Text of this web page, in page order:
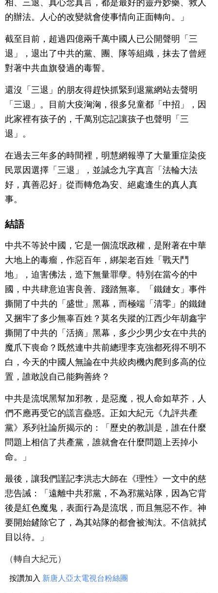
相、三退、真心念真言，都是最好的靈丹妙藥、救人
的辦法。人心的改變就會使事情向正面轉向。」
截至目前，超過四億兩千萬中國人已公開聲明「三
退」，退出了中共的黨、團、隊等組織，抹去了曾經
對著中共血旗發過的毒誓。
還沒「三退」的朋友得趕快抓緊到退黨網站去聲明
「三退」。目前大疫洶洶，很多兒童都「中招」，因
此家裡有孩子的，千萬別忘記讓孩子也聲明「三
退」。
在過去三年多的時間裡，明慧網報導了大量重症染疫
民眾因選擇「三退」，並誠念九字真言「法輪大法
好，真善忍好」從而轉危為安、絕處逢生的真人真
事。
結語
中共不等於中國，它是一個流氓政權，是附著在中華
大地上的毒瘤，作惡百年，綁架老百姓「戰天鬥
地」，迫害佛法，造下無量罪孽。特別在當今的中
國，中共肆意迫害良善、踐踏無辜。「鐵鏈女」事件
撕開了中共的「盛世」黑幕，而極端「清零」的鐵鏈
又捆牢了多少無辜百姓？莫名失蹤的江西少年胡鑫宇
撕開了中共的「活摘」黑幕，多少少男少女在中共的
魔爪下喪命？既然連中共前總理李克強都死得不明不
白，今天的中國人無論在中共絞肉機內爬到多高的位
置，誰敢說自己能夠善終？
中共是流氓黑幫加邪教，是惡魔，視人命如草芥，人
們不應再受它的謊言蠱惑。正如大紀元《九評共產
黨》系列社論所揭示的：「歷史的教訓是，誰在什麼
問題上相信了共產黨，誰就會在什麼問題上丟掉小
命。」
最後，讓我們謹記李洪志大師在《理性》一文中的慈
悲告誡：「遠離中共邪黨，不為邪黨站隊，因為它背
後是紅色魔鬼，表面行為是流氓，而且無惡不作。神
要開始鏟除它了，為其站隊的都會被淘汰。不信就拭
目以待。」
（轉自大紀元 ）
按讚加入 新唐人亞太電視台粉絲團